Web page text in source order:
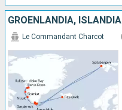
GROENLANDIA, ISLANDIA
Le Commandant Charcot